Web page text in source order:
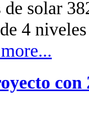
solar
4
con